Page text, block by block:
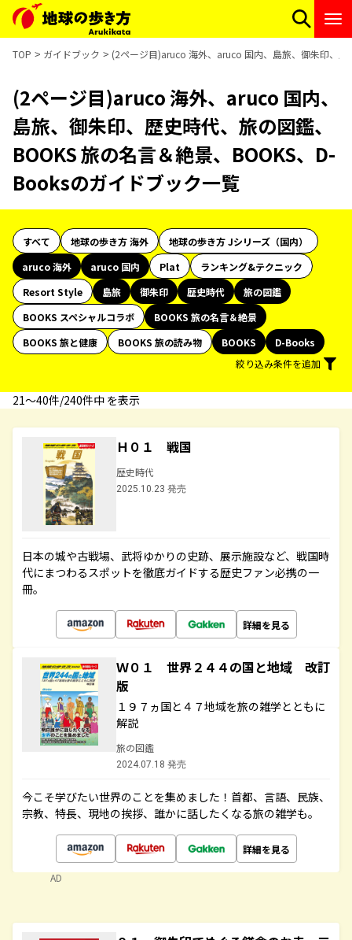
TOP ガイドブック (2ページ目)aruco 海外、aruco 国内、島旅、御朱印、
(2ページ目)aruco 海外、aruco 国内、
島旅、御朱印、歴史時代、旅の図鑑、
BOOKS 旅の名言＆絶景、BOOKS、D-
Booksのガイドブック一覧
すべて 地球の歩き方 海外
地球の歩き方 Jシリーズ（国内）
aruco 海外
aruco 国内 Plat
ランキング&テクニック
Resort Style
島旅 御朱印 歴史時代
旅の図鑑
BOOKS スペシャルコラボ
BOOKS 旅の名言＆絶景
BOOKS 旅と健康
BOOKS 旅の読み物 BOOKS
D-Books
絞り込み条件を追加
21〜40件/240件中 を表示
Ｈ０１ 戦国
歴史時代
2025.10.23 発売
日本の城や古戦場、武将ゆかりの史跡、展示施設など、戦国時
代にまつわるスポットを徹底ガイドする歴史ファン必携の一
冊。
詳細を見る
Ｗ０１ 世界２４４の国と地域 改訂
版
１９７ヵ国と４７地域を旅の雑学とともに
解説
旅の図鑑
2024.07.18 発売
今こそ学びたい世界のことを集めました！首都、言語、民族、
宗教、特長、現地の挨拶、誰かに話したくなる旅の雑学も。
詳細を見る
AD